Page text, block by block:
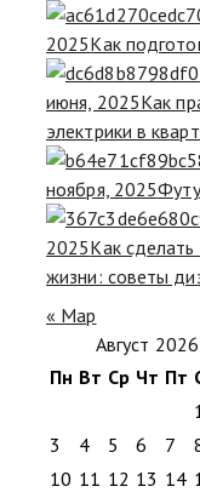
2025Как
июня, 2025Как
электрики в
ноября, 2025
2025Как
жизни: советы
« Мар
Август 2026
Пн Вт Ср Чт Пт
3
4 5 6 7
10 11 12 13 14